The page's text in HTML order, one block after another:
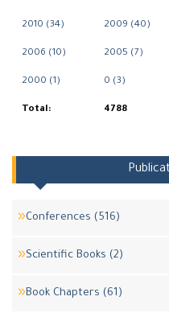
2010 (34) 2009 (40)
2006 (10) 2005 (7)
2000 (1) 0 (3)
Total: 4788
Conferences (516)
Scientific Books (2)
Book Chapters (61)